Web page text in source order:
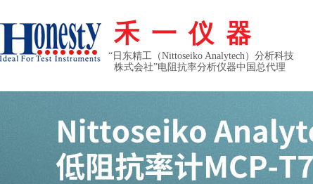
禾一仪器
“日东精工（Nittoseiko Analytech）分析科技
株式会社”电阻抗率分析仪器中国总代理